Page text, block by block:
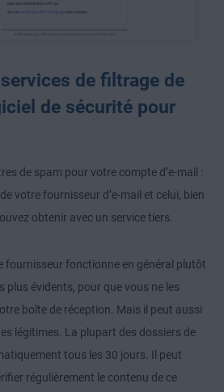
de filtrage de
de sécurité pour
de spam pour votre compte d’e-mail :
votre fournisseur d’e-mail et celui, bien
obtenir avec un service tiers.
fournisseur fonctionne en général plutôt
plus évidents, pour que vous ne les
boîte de réception. Mais il peut aussi
légitimes. La plupart des dossiers de
tous les 30 jours. Il peut
régulièrement le contenu de ce